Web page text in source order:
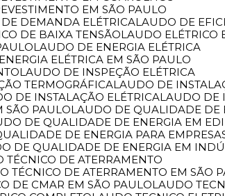
EM SÃO PAULO
DE DEMANDA ELÉTRICA LAUDO DE
DE BAIXA TENSÃO LAUDO
LAUDO DE ENERGIA ELÉTRICA
ELÉTRICA EM SÃO PAULO
LAUDO DE INSPEÇÃO ELÉTRICA
TERMOGRÁFICA LAUDO DE
DE INSTALAÇÃO ELÉTRICA LAUDO DE
SÃO PAULO LAUDO DE QUALIDADE DE
DE QUALIDADE DE ENERGIA EM
DE ENERGIA PARA
DE QUALIDADE DE ENERGIA EM
TÉCNICO DE ATERRAMENTO
TÉCNICO DE ATERRAMENTO EM SÃO
DE CMAR EM SÃO PAULO LAUDO